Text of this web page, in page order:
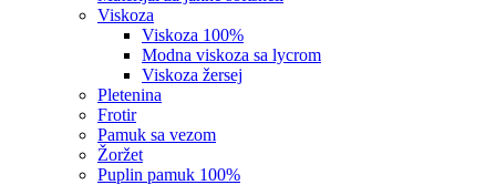
viskoza
viskoza 100%
modna viskoza sa lycrom
viskoza žersej
pletenina
frotir
pamuk sa vezom
žoržet
puplin pamuk 100%